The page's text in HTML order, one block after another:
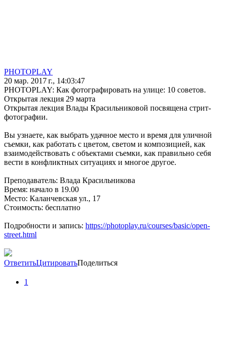
PHOTOPLAY
20 мар. 2017 г., 14:03:47
PHOTOPLAY: Как фотографировать на улице: 10 советов.
Открытая лекция 29 марта
Открытая лекция Влады Красильниковой посвящена стрит-
фотографии.
Вы узнаете, как выбрать удачное место и время для уличной
съемки, как работать с цветом, светом и композицией, как
взаимодействовать с объектами съемки, как правильно себя
вести в конфликтных ситуациях и многое другое.
Преподаватель: Влада Красильникова
Время: начало в 19.00
Место: Каланчевская ул., 17
Стоимость: бесплатно
Подробности и запись: https://photoplay.ru/courses/basic/open-
street.html
ОтветитьЦитироватьПоделиться
1